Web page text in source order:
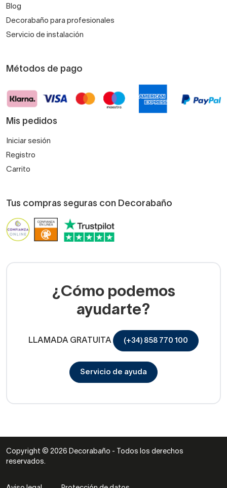
Blog
Decorabaño para profesionales
Servicio de instalación
Métodos de pago
Mis pedidos
Iniciar sesión
Registro
Carrito
Tus compras seguras con Decorabaño
¿Cómo podemos
ayudarte?
LLAMADA GRATUITA (+34) 858 770 100
Servicio de ayuda
Copyright © 2026 Decorabaño - Todos los derechos
reservados.